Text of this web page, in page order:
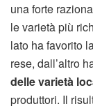
una forte
le varietà più
lato ha favorito
rese, dall’altro
delle varietà
produttori. Il